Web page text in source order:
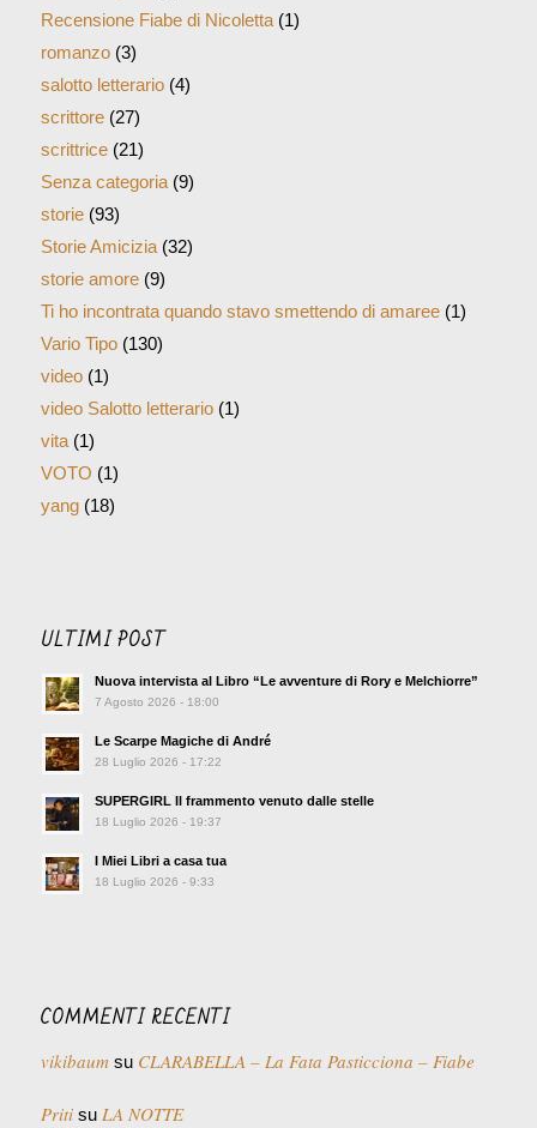
Recensione Fiabe di Nicoletta(1)
romanzo(3)
salotto letterario(4)
scrittore(27)
scrittrice(21)
Senza categoria(9)
storie(93)
Storie Amicizia(32)
storie amore(9)
Ti ho incontrata quando stavo smettendo di amaree(1)
Vario Tipo(130)
video(1)
video Salotto letterario(1)
vita(1)
VOTO (1)
yang(18)
ULTIMI POST
Nuova intervista al Libro “Le avventure di Rory e Melchiorre”
7 Agosto 2026 - 18:00
Le Scarpe Magiche di André
28 Luglio 2026 - 17:22
SUPERGIRL Il frammento venuto dalle stelle
18 Luglio 2026 - 19:37
I Miei Libri a casa tua
18 Luglio 2026 - 9:33
COMMENTI RECENTI
vikibaumsu CLARABELLA – La Fata Pasticciona – Fiabe
Pritisu LA NOTTE